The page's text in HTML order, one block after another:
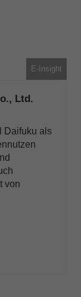
E-Insight
Ltd.
Daifuku als
von